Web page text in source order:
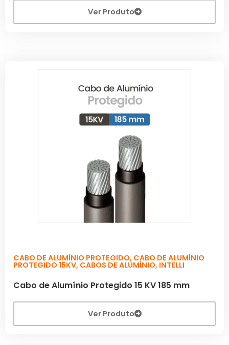
Ver Produto
CABO DE ALUMÍNIO PROTEGIDO, CABO DE ALUMÍNIO
PROTEGIDO 15KV, CABOS DE ALUMÍNIO, INTELLI
Cabo de Alumínio Protegido 15 KV 185 mm
Ver Produto